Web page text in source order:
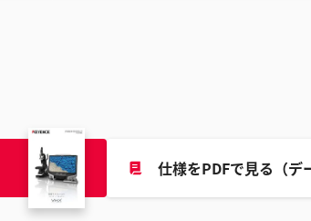
仕様をPDFで見る（デ